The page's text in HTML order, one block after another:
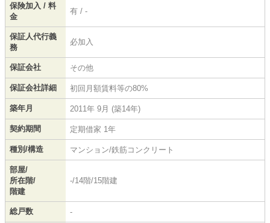
保険加入 / 料
金
有 / -
保証人代行義
務
必加入
保証会社 その他
保証会社詳細 初回月額賃料等の80%
築年月 2011年 9月 (築14年)
契約期間 定期借家 1年
種別/構造 マンション/鉄筋コンクリート
部屋/
所在階/
階建
-/14階/15階建
総戸数 -